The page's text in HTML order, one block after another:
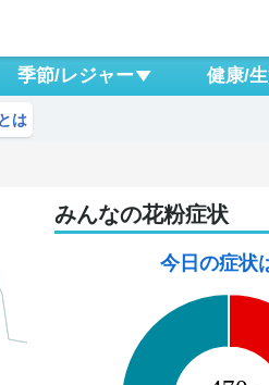
季節/レジャー 健康/
は
みんなの花粉症状
今日の症状